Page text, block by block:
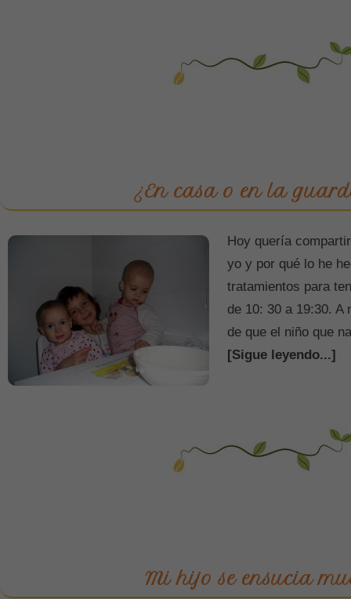
¿En casa o en la
Hoy quería
yo y por qué lo he
tratamientos para
de 10: 30 a 19:30. A
de que el niño que
[Sigue leyendo...]
Mi hijo se ensucia